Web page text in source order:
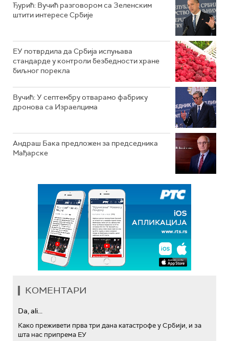
Ђурић: Вучић разговором са Зеленским
штити интересе Србије
ЕУ потврдила да Србија испуњава
стандарде у контроли безбедности хране
биљног порекла
Вучић: У септембру отварамо фабрику
дронова са Израелцима
Андраш Бакa предложен за председника
Мађарске
КОМЕНТАРИ
Da, ali...
Како преживети прва три дана катастрофе у Србији, и за
шта нас припрема ЕУ